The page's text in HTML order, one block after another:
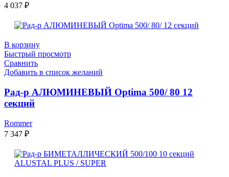
4 037 ₽
В корзину
Быстрый просмотр
Сравнить
Добавить в список желаний
Рад-р АЛЮМИНЕВЫЙ Optima 500/ 80 12
секций
Rommer
7 347 ₽